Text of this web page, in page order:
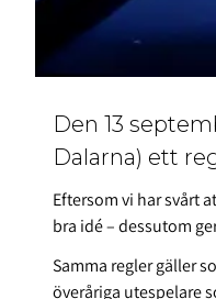
Den 13
Dalarna) ett
Eftersom vi har svårt
bra idé – dessutom
Samma regler gäller
överåriga utespelare